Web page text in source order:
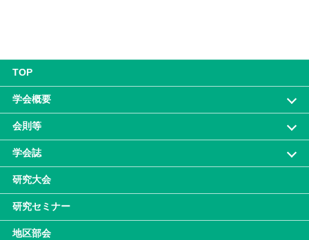
TOP
学会概要
会則等
学会誌
研究大会
研究セミナー
地区部会